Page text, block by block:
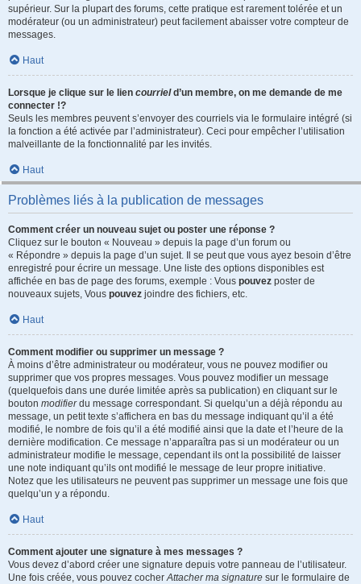
supérieur. Sur la plupart des forums, cette pratique est rarement tolérée et un
modérateur (ou un administrateur) peut facilement abaisser votre compteur de
messages.
Haut
Lorsque je clique sur le lien courrield’un membre, on me demande de me
connecter !?
Seuls les membres peuvent s’envoyer des courriels via le formulaire intégré (si
la fonction a été activée par l’administrateur). Ceci pour empêcher l’utilisation
malveillante de la fonctionnalité par les invités.
Haut
Problèmes liés à la publication de messages
Comment créer un nouveau sujet ou poster une réponse ?
Cliquez sur le bouton « Nouveau » depuis la page d’un forum ou
« Répondre » depuis la page d’un sujet. Il se peut que vous ayez besoin d’être
enregistré pour écrire un message. Une liste des options disponibles est
affichée en bas de page des forums, exemple : Vous pouvez poster de
nouveaux sujets, Vous pouvez joindre des fichiers, etc.
Haut
Comment modifier ou supprimer un message ?
À moins d’être administrateur ou modérateur, vous ne pouvez modifier ou
supprimer que vos propres messages. Vous pouvez modifier un message
(quelquefois dans une durée limitée après sa publication) en cliquant sur le
bouton modifierdu message correspondant. Si quelqu’un a déjà répondu au
message, un petit texte s’affichera en bas du message indiquant qu’il a été
modifié, le nombre de fois qu’il a été modifié ainsi que la date et l’heure de la
dernière modification. Ce message n’apparaîtra pas si un modérateur ou un
administrateur modifie le message, cependant ils ont la possibilité de laisser
une note indiquant qu’ils ont modifié le message de leur propre initiative.
Notez que les utilisateurs ne peuvent pas supprimer un message une fois que
quelqu’un y a répondu.
Haut
Comment ajouter une signature à mes messages ?
Vous devez d’abord créer une signature depuis votre panneau de l’utilisateur.
Une fois créée, vous pouvez cocherAttacher ma signature sur le formulaire de